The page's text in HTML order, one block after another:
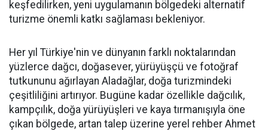
keşfedilirken, yeni uygulamanın bölgedeki alternatif
turizme önemli katkı sağlaması bekleniyor.
Her yıl Türkiye'nin ve dünyanın farklı noktalarından
yüzlerce dağcı, doğasever, yürüyüşçü ve fotoğraf
tutkununu ağırlayan Aladağlar, doğa turizmindeki
çeşitliliğini artırıyor. Bugüne kadar özellikle dağcılık,
kampçılık, doğa yürüyüşleri ve kaya tırmanışıyla öne
çıkan bölgede, artan talep üzerine yerel rehber Ahmet